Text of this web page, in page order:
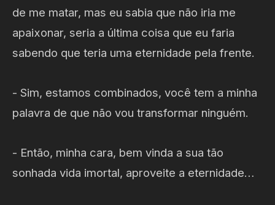
de me matar, mas eu sabia que não iria me
apaixonar, seria a última coisa que eu faria
sabendo que teria uma eternidade pela frente.
- Sim, estamos combinados, você tem a minha
palavra de que não vou transformar ninguém.
- Então, minha cara, bem vinda a sua tão
sonhada vida imortal, aproveite a eternidade…